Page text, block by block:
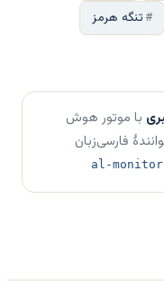
تنگه هرمز
با موتور هوش
فارسی‌زبان
al-